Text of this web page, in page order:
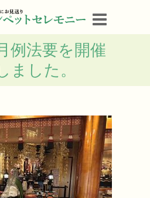
例法要を開催
ました。